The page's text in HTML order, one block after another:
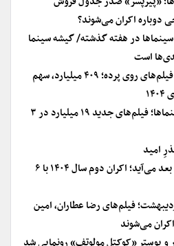
دوباره اکران می‌شوند؟
سینماها در هفته گذشته/ گیشه سینما
است
تازه‌ترین آمار فروش فیلم‌های روی پرده؛ ۴۰۹ میلیارد، سهم
گزارشی از گیشه سینما‌ها؛ فیلم‌های جدید ۱۹ میلیارد در ۳
امید
«بی سروصدا» هفته بعد می‌آید؛ اکران دوم سال ۱۴۰۴ با ۶
فیلم‌های رضا عطاران، امین
می‌شوند